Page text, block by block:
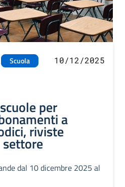
Scuola
10/12/2025
per
a
riviste
settore
dal 10 dicembre 2025 al